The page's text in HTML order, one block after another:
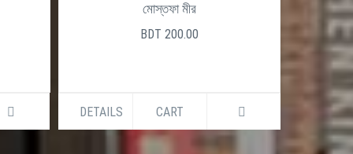
মোস্তফা মীর
BDT 200.00
DETAILS CART DETAILS